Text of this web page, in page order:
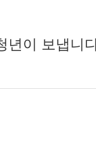
년이 보냅니